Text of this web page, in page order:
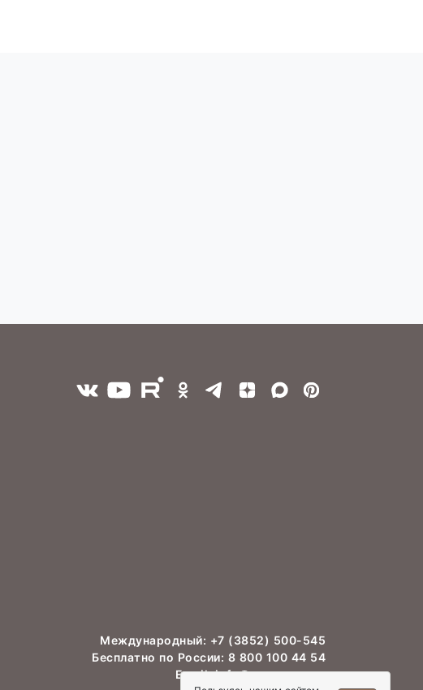
Международный: +7 (3852) 500-545
Бесплатно по России: 8 800 100 44 54
Email: info@asm-agro.ru